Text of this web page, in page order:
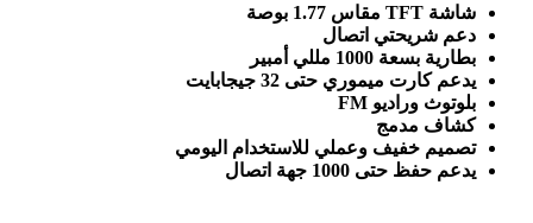
شاشة
مقاس 1.77 بوصة
دعم شريحتي اتصال
بطارية بسعة 1000 مللي أمبير
يدعم كارت ميموري حتى 32 جيجابايت
بلوتوث وراديو
كشاف مدمج
تصميم خفيف وعملي للاستخدام اليومي
يدعم حفظ حتى 1000 جهة اتصال